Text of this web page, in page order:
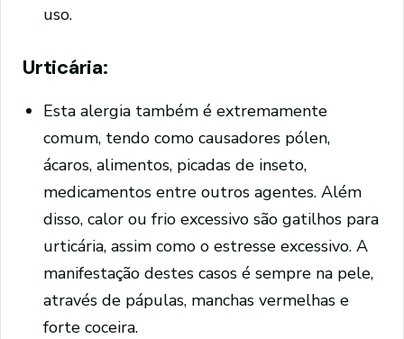
uso.
Urticária:
Esta alergia também é extremamente
comum, tendo como causadores pólen,
ácaros, alimentos, picadas de inseto,
medicamentos entre outros agentes. Além
disso, calor ou frio excessivo são gatilhos para
urticária, assim como o estresse excessivo. A
manifestação destes casos é sempre na pele,
através de pápulas, manchas vermelhas e
forte coceira.